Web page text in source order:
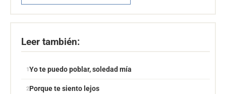
Leer también:
Yo te puedo poblar, soledad mía
Porque te siento lejos